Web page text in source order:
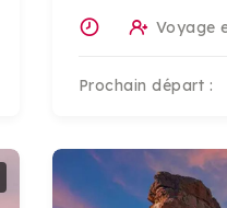
Voyage
Prochain départ :